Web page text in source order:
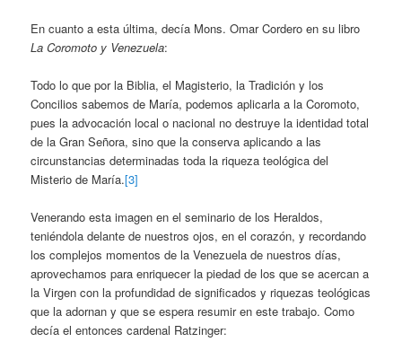
En cuanto a esta última, decía Mons. Omar Cordero en su libro
La Coromoto y Venezuela:
Todo lo que por la Biblia, el Magisterio, la Tradición y los
Concilios sabemos de María, podemos aplicarla a la Coromoto,
pues la advocación local o nacional no destruye la identidad total
de la Gran Señora, sino que la conserva aplicando a las
circunstancias determinadas toda la riqueza teológica del
Misterio de María.[3]
Venerando esta imagen en el seminario de los Heraldos,
teniéndola delante de nuestros ojos, en el corazón, y recordando
los complejos momentos de la Venezuela de nuestros días,
aprovechamos para enriquecer la piedad de los que se acercan a
la Virgen con la profundidad de significados y riquezas teológicas
que la adornan y que se espera resumir en este trabajo. Como
decía el entonces cardenal Ratzinger: